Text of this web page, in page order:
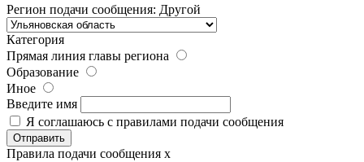
Регион подачи сообщения: Другой
Категория
Прямая линия главы региона
Образование
Иное
Введите имя
Я соглашаюсь с правилами подачи сообщения
Правила подачи сообщения x